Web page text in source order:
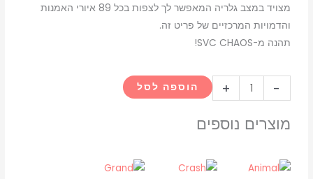
מצויד במצב גלריה המאפשר לך לצפות בכל 89 איורי האמנות
והדמויות המרכזיים של פריט זה.
תהנה מ-SVC CHAOS!
-
של
SNK
-
+ הוספה לסל
מוצרים נוספים